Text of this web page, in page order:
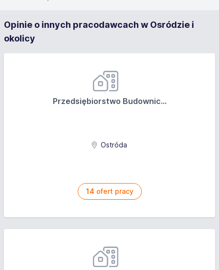
Opinie o innych pracodawcach w Osródzie i
okolicy
Przedsiębiorstwo Budownic...
Ostróda
14 ofert pracy